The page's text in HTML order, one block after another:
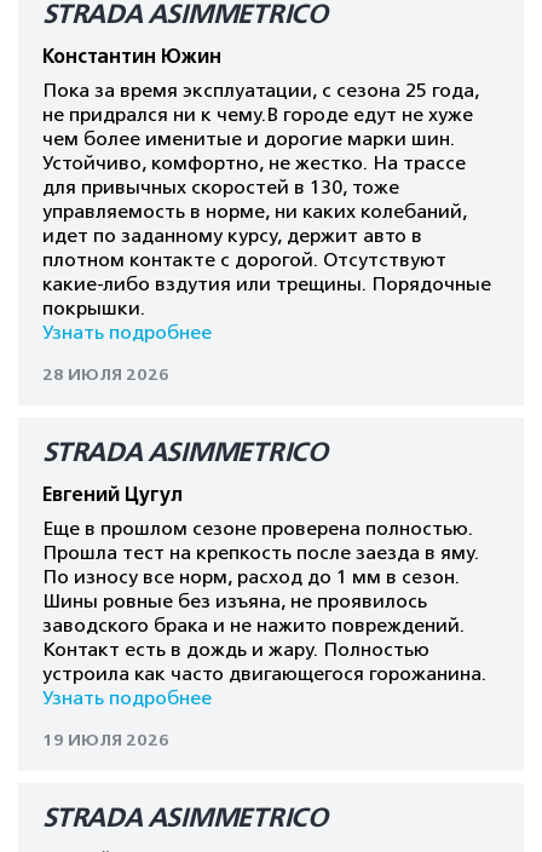
STRADA ASIMMETRICO
Константин Южин
Пока за время эксплуатации, с сезона 25 года,
не придрался ни к чему.В городе едут не хуже
чем более именитые и дорогие марки шин.
Устойчиво, комфортно, не жестко. На трассе
для привычных скоростей в 130, тоже
управляемость в норме, ни каких колебаний,
идет по заданному курсу, держит авто в
плотном контакте с дорогой. Отсутствуют
какие-либо вздутия или трещины. Порядочные
покрышки.
Узнать подробнее
28 ИЮЛЯ 2026
STRADA ASIMMETRICO
Евгений Цугул
Еще в прошлом сезоне проверена полностью.
Прошла тест на крепкость после заезда в яму.
По износу все норм, расход до 1 мм в сезон.
Шины ровные без изъяна, не проявилось
заводского брака и не нажито повреждений.
Контакт есть в дождь и жару. Полностью
устроила как часто двигающегося горожанина.
Узнать подробнее
19 ИЮЛЯ 2026
STRADA ASIMMETRICO